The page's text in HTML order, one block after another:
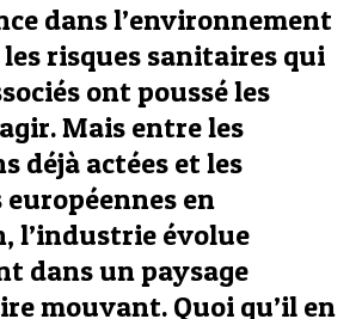
dans l’environnement
les risques sanitaires qui
ont poussé les
Mais entre les
déjà actées et les
en
l’industrie évolue
dans un paysage
mouvant. Quoi qu’il en